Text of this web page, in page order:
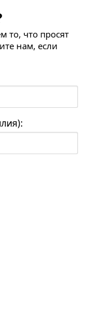
то, что просят
нам, если